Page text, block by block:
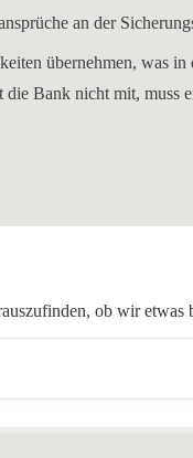
an der
übernehmen, was in
Bank nicht mit, muss
ob wir etwas